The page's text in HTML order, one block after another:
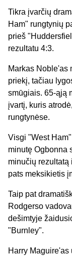
Tikra įvarčių
Ham" rungtynių
prieš
rezultatu 4:3.
Markas Noble'as
priekį, tačiau
smūgiais. 65-ąją
įvartį, kuris
rungtynėse.
Visgi "West
minutę Ogbonna
minučių rezultatą
pats meksikietis
Taip pat
Rodgerso
dešimtyje
"Burnley".
Harry